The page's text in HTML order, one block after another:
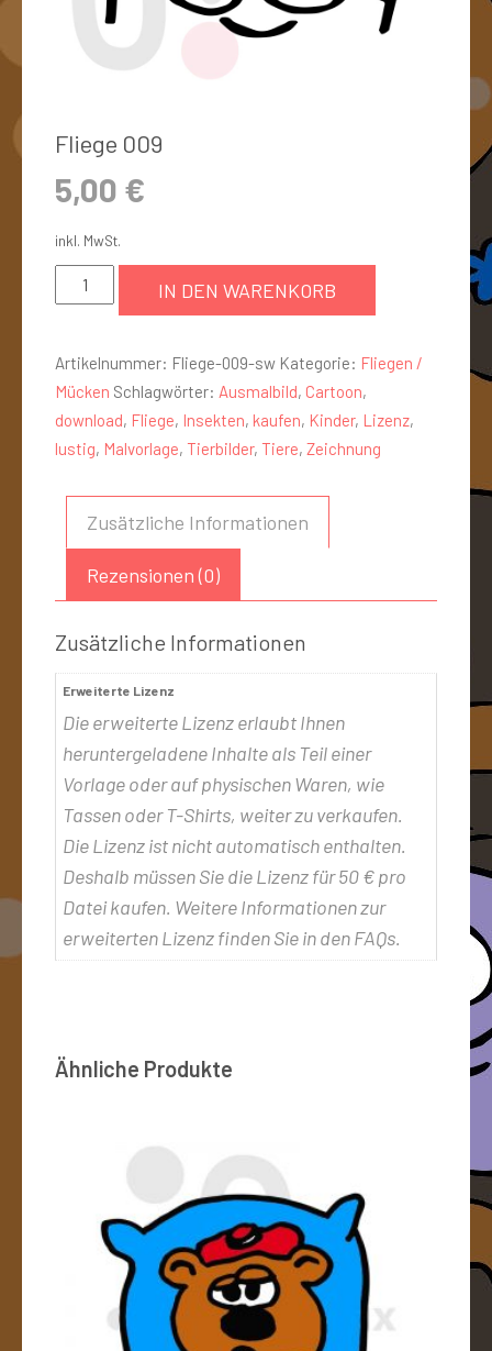
Fliege 009
5,00 €
inkl. MwSt.
IN DEN WARENKORB
Artikelnummer: Fliege-009-sw Kategorie: Fliegen /
Mücken Schlagwörter: Ausmalbild, Cartoon,
download, Fliege, Insekten, kaufen, Kinder, Lizenz,
lustig, Malvorlage, Tierbilder, Tiere, Zeichnung
Zusätzliche Informationen
Rezensionen (0)
Zusätzliche Informationen
Erweiterte Lizenz
Die erweiterte Lizenz erlaubt Ihnen
heruntergeladene Inhalte als Teil einer
Vorlage oder auf physischen Waren, wie
Tassen oder T-Shirts, weiter zu verkaufen.
Die Lizenz ist nicht automatisch enthalten.
Deshalb müssen Sie die Lizenz für 50 € pro
Datei kaufen. Weitere Informationen zur
erweiterten Lizenz finden Sie in den FAQs.
Ähnliche Produkte